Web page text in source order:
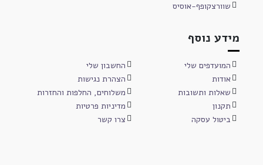
שוורצקופף-אוסיס
מידע נוסף
המועדפים שלי
החשבון שלי
אודות
הצהרת נגישות
שאלות ותשובות
משלוחים, החלפות והחזרות
תקנון
מדיניות פרטיות
ביטול עסקה
צרו קשר